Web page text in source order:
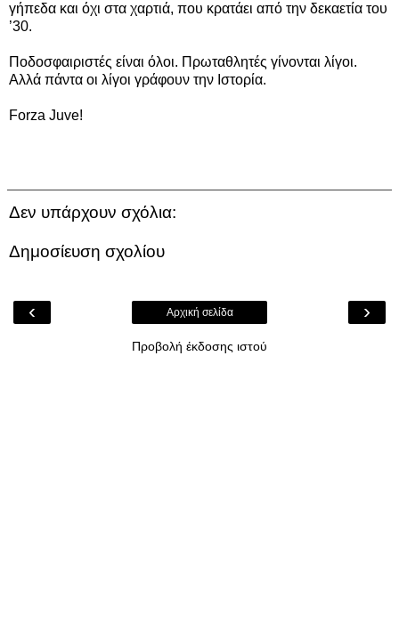
γήπεδα και όχι στα χαρτιά, που κρατάει από την δεκαετία του
’30.
Ποδοσφαιριστές είναι όλοι. Πρωταθλητές γίνονται λίγοι.
Αλλά πάντα οι λίγοι γράφουν την Ιστορία.
Forza Juve!
Δεν υπάρχουν σχόλια:
Δημοσίευση σχολίου
‹ ›
Αρχική σελίδα
Προβολή έκδοσης ιστού